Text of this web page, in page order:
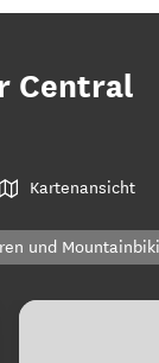
Central
Kartenansicht
und